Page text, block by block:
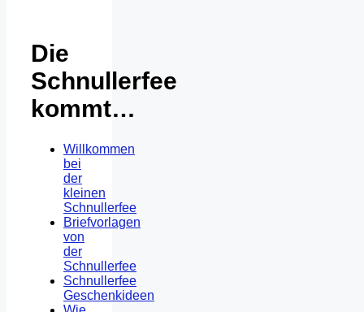
Die
Schnullerfee
kommt…
Willkommen
bei
der
kleinen
Schnullerfee
Briefvorlagen
von
der
Schnullerfee
Schnullerfee
Geschenkideen